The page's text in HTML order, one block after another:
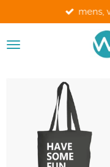
direct
naar
de
mens,